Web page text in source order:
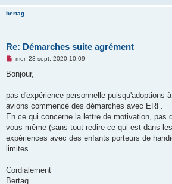
bertag
Re: Démarches suite agrément
M
s
g
n
o
l
u
mer. 23 sept. 2020 10:09
Bonjour,
pas d'expérience personnelle puisqu'adoptions
avions commencé des démarches avec ERF.
En ce qui concerne la lettre de motivation, pas
vous même (sans tout redire ce qui est dans
expériences avec des enfants porteurs de
limites...
Cordialement
Bertag